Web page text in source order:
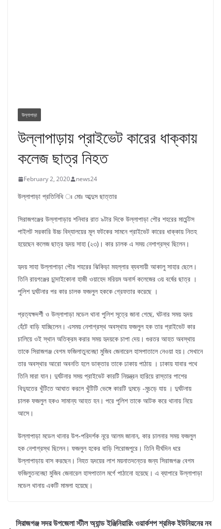
উল্লাপাড়া
উল্লাপাড়ায় প্রাইভেট কারের ধাক্কায়
কলেজ ছাত্র নিহত
February 2, 2020 news24
উল্লাপাড়া প্রতিনিধি ঃ মোঃ আব্দুস ছাত্তার
সিরাজগঞ্জের উল্লাপাড়ায় শনিবার রাত ৯টার দিকে উল্লাপাড়া পৌর শহরের মার্চেন্টস
পাইলট সরকারি উচ্চ বিদ্যালয়ের মূল ফটকের সামনে প্রাইভেট কারের ধাক্কায় নিতহ
হয়েছেন কলেজ ছাত্র হৃদয় সাহা (২৩)। কার চালক এ সময় নেশাগ্রস্থ ছিলেন।
হৃদয় সাহা উল্লাপাড়া পৌর শহরের ঝিকিড়া মহল্লার ব্যবসায়ী আকালু সাহার ছেলে।
তিনি রায়গঞ্জের চান্দাইকোনা হাজী ওয়াহেদ মরিয়ম অনার্স কলেজের ৩য় বর্ষের ছাত্র ।
পুলিশ দুর্ঘটনার পর কার চালক ফজলুল হককে গ্রেফতার করেছে ।
প্রত্যক্ষদর্শী ও উল্লাপাড়া মডেল থানা পুলিশ সূত্রে জানা গেছে, ঘটনার সময় হৃদয়
হেঁটে বাড়ি যাচ্ছিলেন। এসময় নেশাগ্রস্থ অবস্থায় ফজলুল হক তার প্রাইভেট কার
চালিয়ে ওই স্থান অতিক্রম করার সময় হৃদয়কে চাপা দেয়। গুরতর আহত অবস্থায়
তাকে সিরাজগঞ্জ বেগম ফজিলাতুননেছা মুজিব জেনারেল হাসপাতালে নেওয়া হয়। সেখানে
তার অবস্থার আরো অবনতি হলে ডাক্তার তাকে ঢাকায় পাঠায় । ঢাকায় যাবার পথে
তিনি মারা যান। দুর্ঘটনার সময় প্রাইভেট কারটি নিয়ন্ত্রন হারিয়ে রাস্তার পাশের
বিদ্যুতের খুঁটিতে আঘাত করলে খুঁটিটি ভেঙ্গে কারটি দুমড়ে -মুচড়ে যায় । দুর্ঘটনায়
চালক ফজলুল হকও সামান্য আহত হন। পরে পুলিশ তাকে আটক করে থানায় নিয়ে
আসে।
উল্লাপাড়া মডেল থানার উপ-পরিদর্শক নূরে আলম জানান, কার চালনার সময় ফজলুল
হক নেশাগ্রস্থ ছিলেন। ফজলুল হকের বাড়ি পিরোজপুরে। তিনি দীর্ঘদিন ধরে
উল্লাপাড়ায় বাস করছেন। নিহত হৃদয়ের লাশ ময়নাতদন্তের জন্য সিরাজগঞ্জ বেগম
ফজিলুতননেছা মুজিব জেনারেল হাসপাতাল মর্গে পাঠানো হয়েছে। এ ব্যাপারে উল্লাপাড়া
মডেল থানায় একটি মামলা হয়েছে।
সিরাজগঞ্জ সদর উপজেলা স্টীল অ্যান্ড ইঞ্জিনিয়ারিং ওয়ার্কশপ শ্রমিক ইউনিয়নের নব